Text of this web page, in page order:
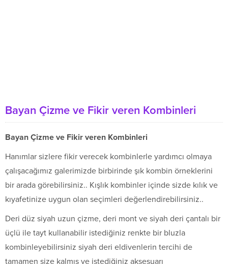
Bayan Çizme ve Fikir veren Kombinleri
Bayan Çizme ve Fikir veren Kombinleri
Hanımlar sizlere fikir verecek kombinlerle yardımcı olmaya
çalışacağımız galerimizde birbirinde şık kombin örneklerini
bir arada görebilirsiniz.. Kışlık kombinler içinde sizde kılık ve
kıyafetinize uygun olan seçimleri değerlendirebilirsiniz..
Deri düz siyah uzun çizme, deri mont ve siyah deri çantalı bir
üçlü ile tayt kullanabilir istediğiniz renkte bir bluzla
kombinleyebilirsiniz siyah deri eldivenlerin tercihi de
tamamen size kalmış ve istediğiniz aksesuarı